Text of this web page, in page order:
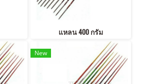
แหลน 400 กรัม
New